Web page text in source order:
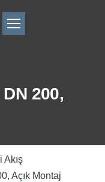
200,
Akış
Açık Montaj